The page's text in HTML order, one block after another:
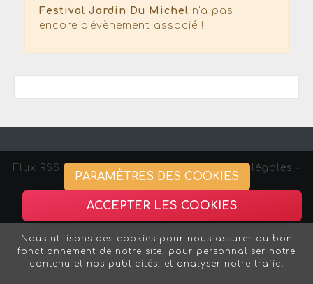
Festival Jardin Du Michel n'a pas
encore d'évènement associé !
Flux RSS - Gestion des cookies - Mentions légales
Association Strasbourg Curieux
PARAMÈTRES DES COOKIES
ACCEPTER LES COOKIES
Nous utilisons des cookies pour nous assurer du bon
fonctionnement de notre site, pour personnaliser notre
contenu et nos publicités, et analyser notre trafic.